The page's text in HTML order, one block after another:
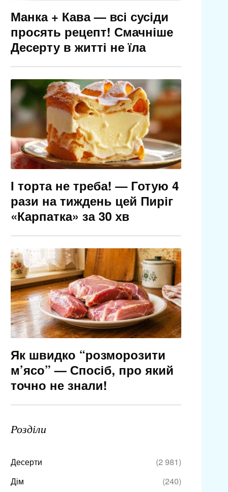
Манка + Кава — всі сусіди
просять рецепт! Смачніше
Десерту в житті не їла
І торта не треба! — Готую 4
рази на тиждень цей Пиріг
«Карпатка» за 30 хв
Як швидко “розморозити
м’ясо” — Спосіб, про який
точно не знали!
Розділи
Десерти
(2 981)
Дім
(240)